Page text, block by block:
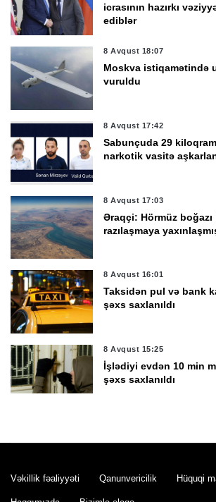
icrasının hazırkı
ediblər
8 Avqust 18:07
Moskva istiqamətində
vuruldu
8 Avqust 17:42
Sabunçuda 29
narkotik vasitə
8 Avqust 17:03
Əraqçi: Hörmüz boğazı
razılaşmaya
8 Avqust 16:01
Taksidən pul və bank
şəxs saxlanıldı
8 Avqust 15:25
İşlədiyi evdən 10 min
şəxs saxlanıldı
Hikmət Hacıyev:
8 Avqust 14:57
Vəkillik fəaliyyəti Qanunvericilik Hüquqi